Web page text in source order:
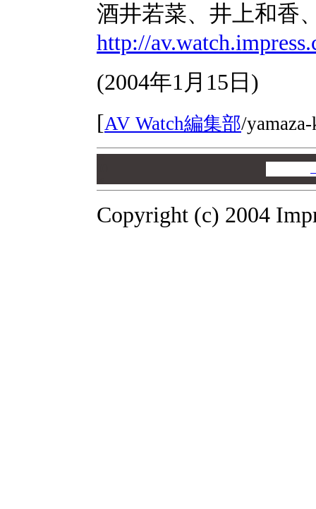
酒井若菜、井上和香
http://
(2004年1月15日 )
[AV Watch編集部/
Copyright (c) 2004